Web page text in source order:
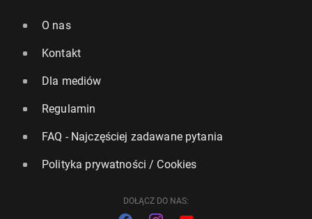
unijne prze­pi­sy
27 stycznia, 15:00
O nas
Kontakt
Dla mediów
Regulamin
FAQ - Najczęściej zadawane pytania
Polityka prywatności / Cookies
DOŁĄCZ DO NAS: